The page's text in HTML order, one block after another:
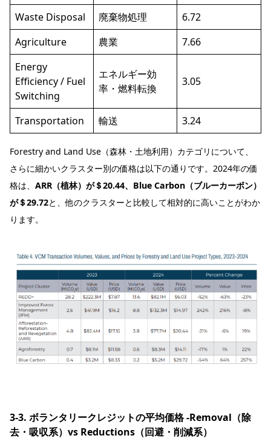
Waste Disposal 廃棄物処理
6.72
Agriculture
農業
7.66
Energy
Efficiency / Fuel
Switching
エネルギー効
率・燃料転換
3.05
Transportation 輸送 3.24
Forestry and Land Use（森林・土地利用）カテゴリについて、
さらに細かいクラスター別の価格は以下の通りです。2024年の価
格は、 ARR（植林）が＄20.44、Blue Carbon（ブルーカーボン）
が＄29.72と、他のクラスターと比較して相対的に高いことがわか
ります。
3-3. ボランタリークレジットの平均価格 -Removal（除
去・吸収系）vs Reductions（回避・削減系）